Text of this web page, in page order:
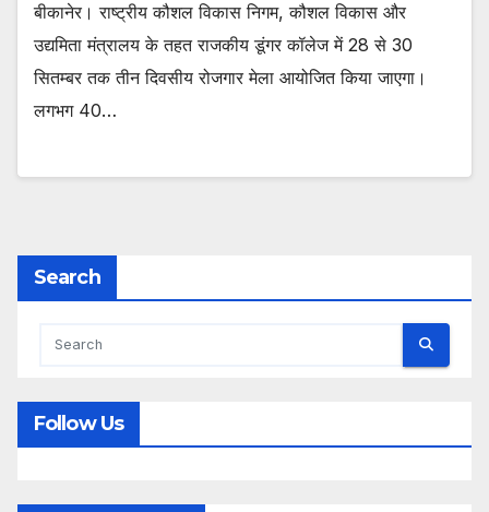
बीकानेर। राष्ट्रीय कौशल विकास निगम, कौशल विकास और
उद्यमिता मंत्रालय के तहत राजकीय डूंगर कॉलेज में 28 से 30
सितम्बर तक तीन दिवसीय रोजगार मेला आयोजित किया जाएगा।
लगभग 40…
Search
Follow Us